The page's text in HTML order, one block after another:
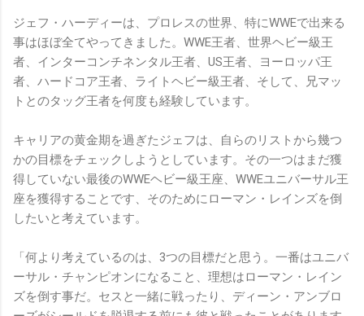
ジェフ・ハーディーは、プロレスの世界、特にWWEで出来る
事はほぼ全てやってきました。WWE王者、世界ヘビー級王
者、インターコンチネンタル王者、US王者、ヨーロッパ王
者、ハードコア王者、ライトヘビー級王者、そして、兄マッ
トとのタッグ王者を何度も経験しています。
キャリアの黄金期を過ぎたジェフは、自らのリストから幾つ
かの目標をチェックしようとしています。その一つはまだ獲
得していない最後のWWEヘビー級王座、WWEユニバーサル王
座を獲得することです、そのためにローマン・レインズを倒
したいと考えています。
「何より考えているのは、3つの目標だと思う。一番はユニバ
ーサル・チャンピオンになること、理想はローマン・レイン
ズを倒す事だ。セスと一緒に戦ったり、ディーン・アンブロ